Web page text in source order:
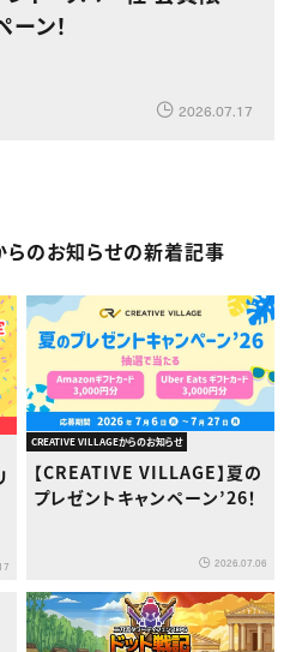
ン！
2026.07.17
のお知らせの新着記事
CREATIVE VILLAGEからのお知らせ
【CREATIVE VILLAGE】夏の
プレゼントキャンペーン’26！
2026.07.06